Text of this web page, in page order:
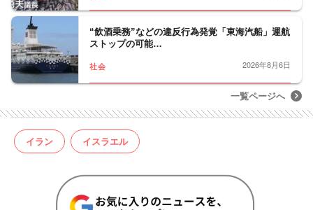
“飲酒乗務”などの違反行為発覚「東海汽船」運航
ストップの可能…
社会 2026年8月6日
一覧ページへ
イラン イスラエル